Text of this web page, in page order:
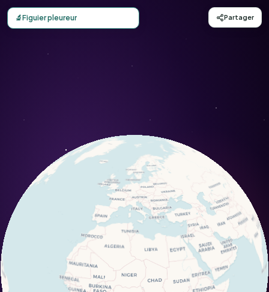
Carte d'observation du Figuier pleureur (Ficus
🔬Figuier pleureur Partager